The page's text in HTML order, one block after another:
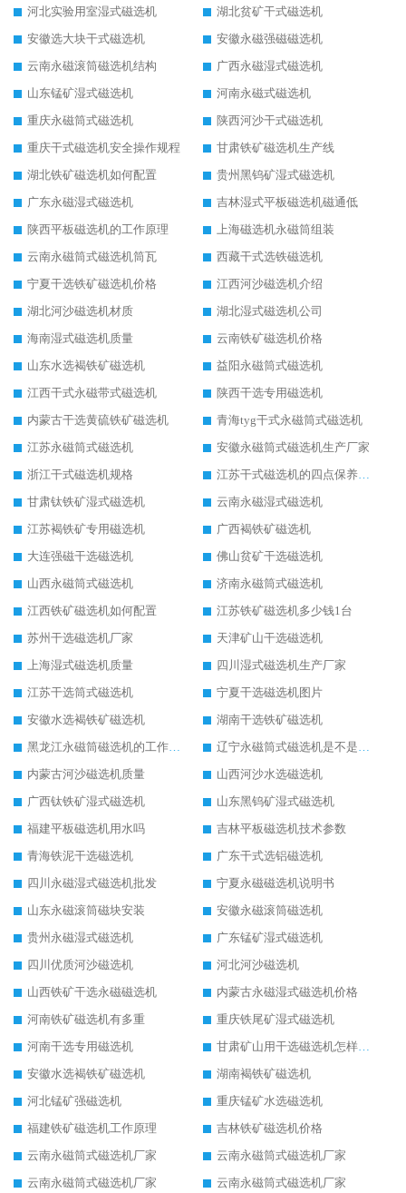
河北实验用室湿式磁选机
湖北贫矿干式磁选机
安徽选大块干式磁选机
安徽永磁强磁磁选机
云南永磁滚筒磁选机结构
广西永磁湿式磁选机
山东锰矿湿式磁选机
河南永磁式磁选机
重庆永磁筒式磁选机
陕西河沙干式磁选机
重庆干式磁选机安全操作规程
甘肃铁矿磁选机生产线
湖北铁矿磁选机如何配置
贵州黑钨矿湿式磁选机
广东永磁湿式磁选机
吉林湿式平板磁选机磁通低
陕西平板磁选机的工作原理
上海磁选机永磁筒组装
云南永磁筒式磁选机筒瓦
西藏干式选铁磁选机
宁夏干选铁矿磁选机价格
江西河沙磁选机介绍
湖北河沙磁选机材质
湖北湿式磁选机公司
海南湿式磁选机质量
云南铁矿磁选机价格
山东水选褐铁矿磁选机
益阳永磁筒式磁选机
江西干式永磁带式磁选机
陕西干选专用磁选机
内蒙古干选黄硫铁矿磁选机
青海tyg干式永磁筒式磁选机
江苏永磁筒式磁选机
安徽永磁筒式磁选机生产厂家
浙江干式磁选机规格
江苏干式磁选机的四点保养秘籍
甘肃钛铁矿湿式磁选机
云南永磁湿式磁选机
江苏褐铁矿专用磁选机
广西褐铁矿磁选机
大连强磁干选磁选机
佛山贫矿干选磁选机
山西永磁筒式磁选机
济南永磁筒式磁选机
江西铁矿磁选机如何配置
江苏铁矿磁选机多少钱1台
苏州干选磁选机厂家
天津矿山干选磁选机
上海湿式磁选机质量
四川湿式磁选机生产厂家
江苏干选筒式磁选机
宁夏干选磁选机图片
安徽水选褐铁矿磁选机
湖南干选铁矿磁选机
黑龙江永磁筒磁选机的工作原理
辽宁永磁筒式磁选机是不是强磁
内蒙古河沙磁选机质量
山西河沙水选磁选机
广西钛铁矿湿式磁选机
山东黑钨矿湿式磁选机
福建平板磁选机用水吗
吉林平板磁选机技术参数
青海铁泥干选磁选机
广东干式选铝磁选机
四川永磁湿式磁选机批发
宁夏永磁磁选机说明书
山东永磁滚筒磁块安装
安徽永磁滚筒磁选机
贵州永磁湿式磁选机
广东锰矿湿式磁选机
四川优质河沙磁选机
河北河沙磁选机
山西铁矿干选永磁磁选机
内蒙古永磁湿式磁选机价格
河南铁矿磁选机有多重
重庆铁尾矿湿式磁选机
河南干选专用磁选机
甘肃矿山用干选磁选机怎样调磁
安徽水选褐铁矿磁选机
湖南褐铁矿磁选机
河北锰矿强磁选机
重庆锰矿水选磁选机
福建铁矿磁选机工作原理
吉林铁矿磁选机价格
云南永磁筒式磁选机厂家
云南永磁筒式磁选机厂家
云南永磁筒式磁选机厂家
云南永磁筒式磁选机厂家